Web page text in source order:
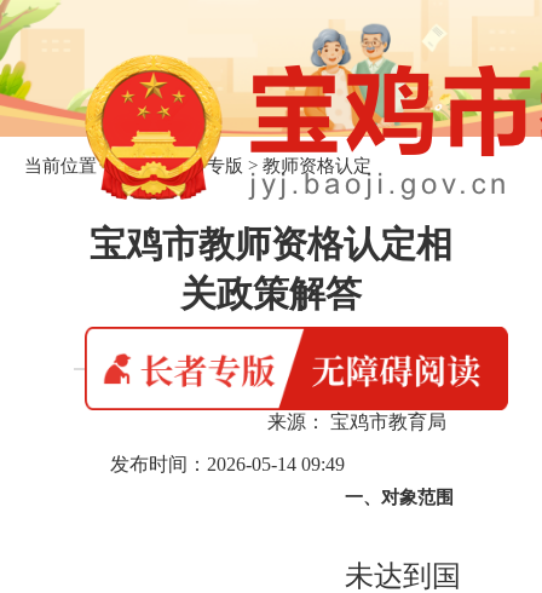
当前位置：首页>长者专版 > 教师资格认定
宝鸡市教师资格认定相
关政策解答
来源： 宝鸡市教育局
发布时间：2026-05-14 09:49
一、对象范围
未达到国